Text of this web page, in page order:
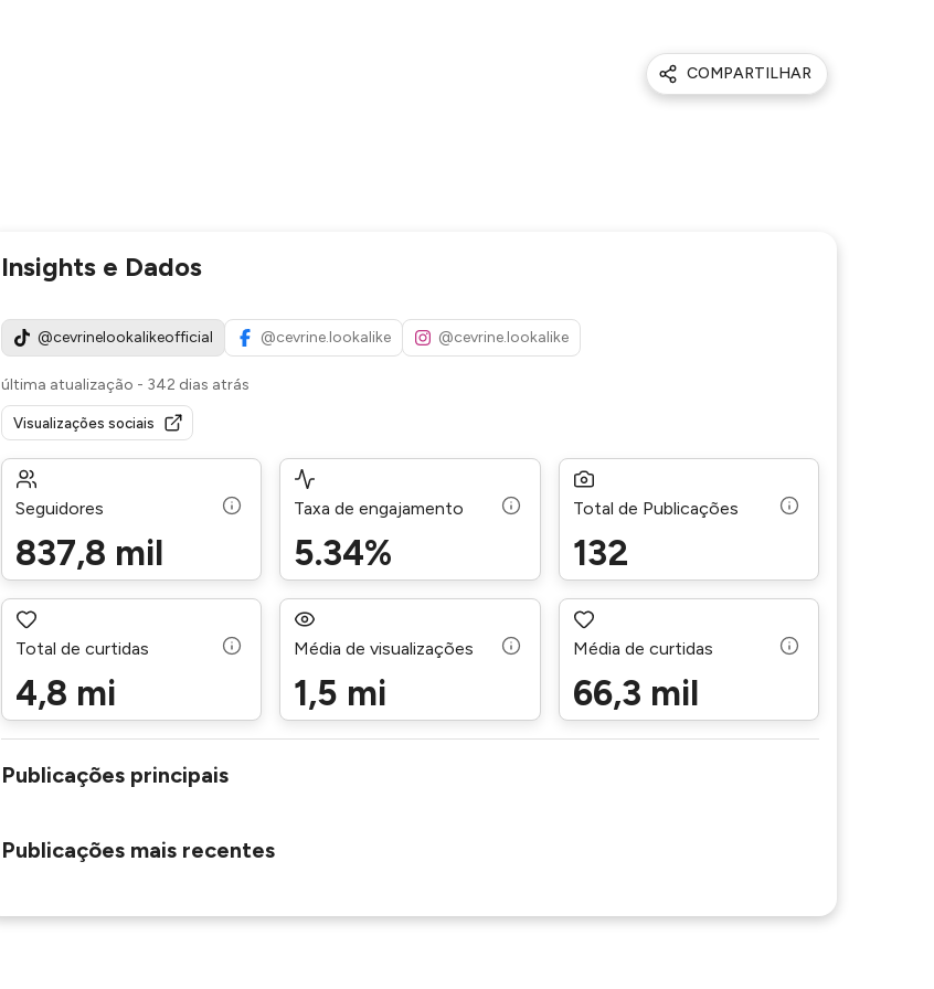
COMPARTILHAR
Insights e Dados
@cevrinelookalikeofficial @cevrine.lookalike @cevrine.lookalike
última atualização - 342 dias atrás
Visualizações sociais
Seguidores
837,8 mil
Taxa de engajamento
5.34%
Total de Publicações
132
Total de curtidas
4,8 mi
Média de visualizações
1,5 mi
Média de curtidas
66,3 mil
Publicações principais
Publicações mais recentes